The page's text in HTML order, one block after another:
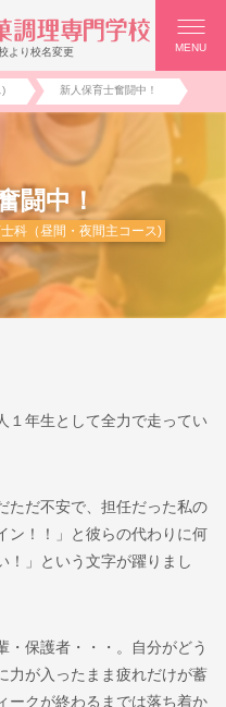
より校名変更 MENU
) 新人保育士奮闘中！
闘中！
科（昼間・夜間主コース)
１年生として全力で走ってい
ただ不安で、担任だった私の
ン！！」と彼らの代わりに何
！」という文字が躍りまし
・保護者・・・。自分がどう
力が入ったまま疲れだけが蓄
ークが終わるまでは落ち着か